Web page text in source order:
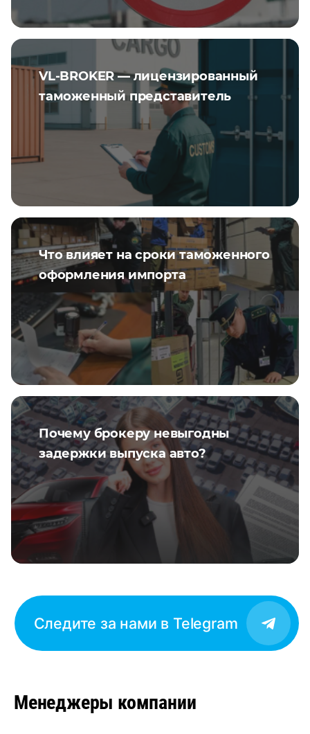
VL-BROKER — лицензированный
таможенный представитель
Что влияет на сроки таможенного
оформления импорта
Почему брокеру невыгодны
задержки выпуска авто?
Следите за нами в Telegram
Менеджеры компании